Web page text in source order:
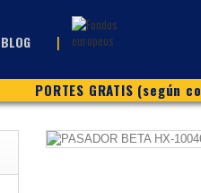
BLOG |
PORTES GRATIS